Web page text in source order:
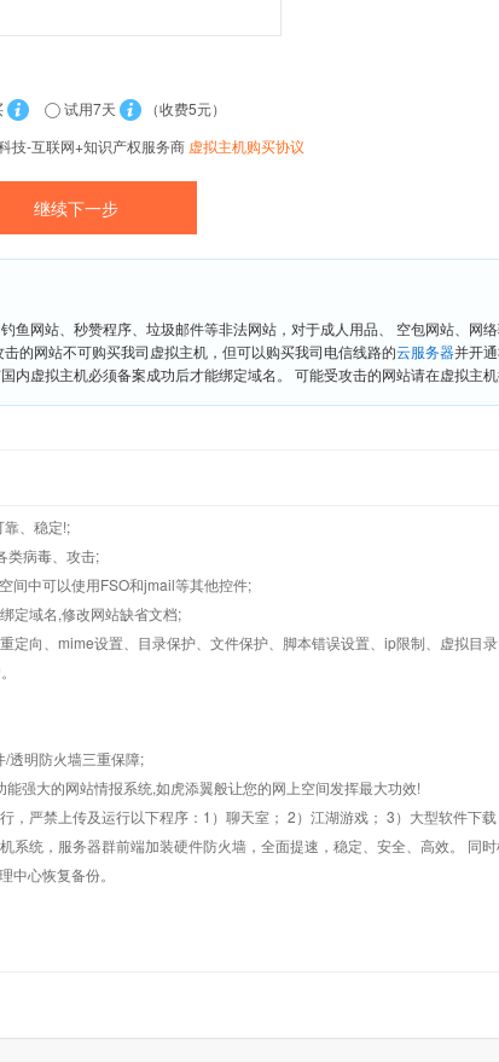
试用7天
（收费5元）
技-互联网+知识产权服务商 虚拟主机购买协议
鱼网站、秒赞程序、垃圾邮件等非法网站，对于成人用品、 空包网站、网
的网站不可购买我司虚拟主机，但可以购买我司电信线路的云服务器并开
内虚拟主机必须备案成功后才能绑定域名。 可能受攻击的网站请在虚拟主
、稳定!;
类病毒、攻击;
间中可以使用FSO和jmail等其他控件;
定域名,修改网站缺省文档;
定向、mime设置、目录保护、文件保护、脚本错误设置、ip限制、虚拟目
透明防火墙三重保障;
强大的网站情报系统,如虎添翼般让您的网上空间发挥最大功效!
严禁上传及运行以下程序：1）聊天室； 2）江湖游戏； 3）大型软件下
统，服务器群前端加装硬件防火墙，全面提速，稳定、安全、高效。 同
心恢复备份。